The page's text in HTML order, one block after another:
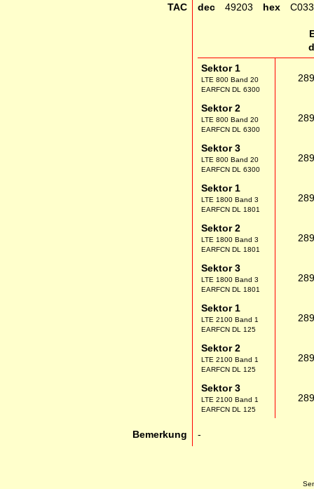
TAC dec 49203 hex C033
Sektor 1
LTE 800 Band 20
EARFCN DL 6300
Sektor 2
LTE 800 Band 20
EARFCN DL 6300
Sektor 3
LTE 800 Band 20
EARFCN DL 6300
Sektor 1
LTE 1800 Band 3
EARFCN DL 1801
Sektor 2
LTE 1800 Band 3
EARFCN DL 1801
Sektor 3
LTE 1800 Band 3
EARFCN DL 1801
Sektor 1
LTE 2100 Band 1
EARFCN DL 125
Sektor 2
LTE 2100 Band 1
EARFCN DL 125
Sektor 3
LTE 2100 Band 1
EARFCN DL 125
Bemerkung -